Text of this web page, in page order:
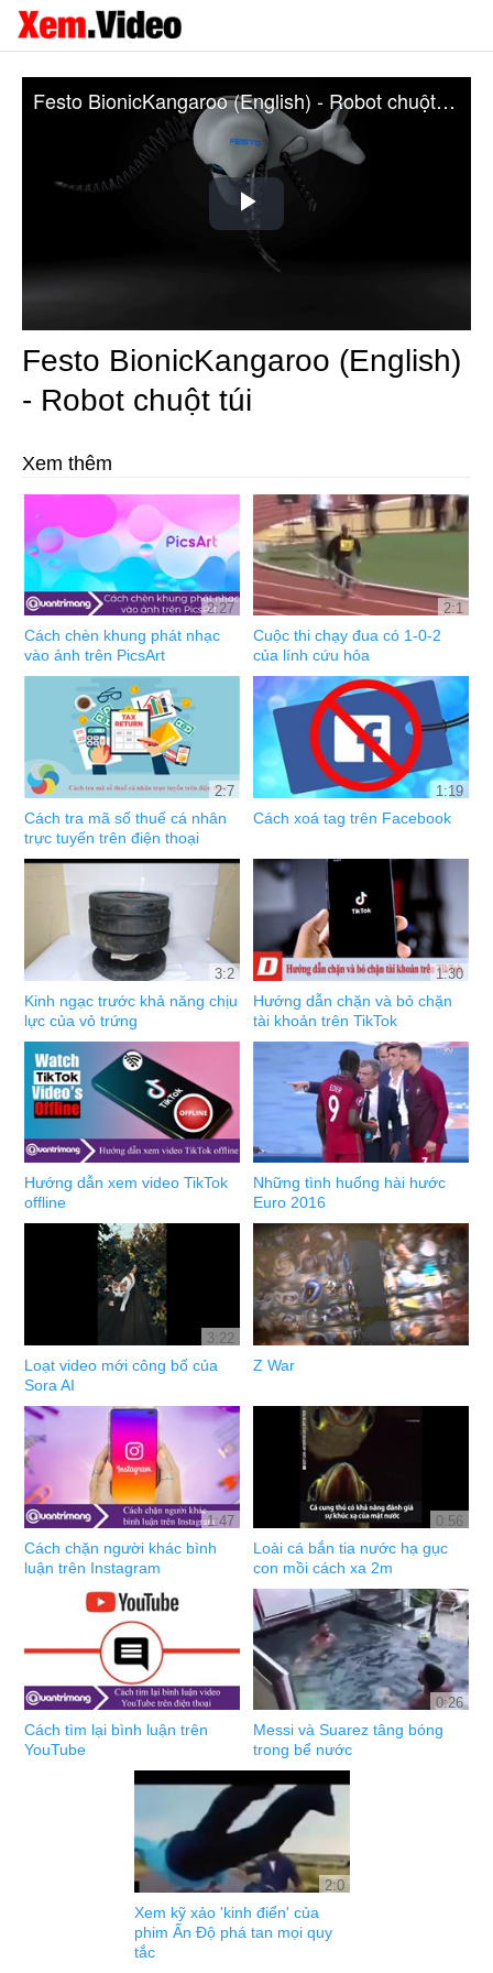
Play
Video
Festo BionicKangaroo (English) - Robot chuột túi
Festo BionicKangaroo (English)
- Robot chuột túi
Xem thêm
2:27
Cách chèn khung phát nhạc
vào ảnh trên PicsArt
2:1
Cuộc thi chạy đua có 1-0-2
của lính cứu hỏa
2:7
Cách tra mã số thuế cá nhân
trực tuyến trên điện thoại
1:19
Cách xoá tag trên Facebook
3:2
Kinh ngạc trước khả năng chịu
lực của vỏ trứng
1:30
Hướng dẫn chặn và bỏ chặn
tài khoản trên TikTok
Hướng dẫn xem video TikTok
offline
Những tình huống hài hước
Euro 2016
3:22
Loạt video mới công bố của
Sora AI
Z War
1:47
Cách chặn người khác bình
luận trên Instagram
0:56
Loài cá bắn tia nước hạ gục
con mồi cách xa 2m
Cách tìm lại bình luận trên
YouTube
0:26
Messi và Suarez tâng bóng
trong bể nước
2:0
Xem kỹ xảo 'kinh điển' của
phim Ấn Độ phá tan mọi quy
tắc